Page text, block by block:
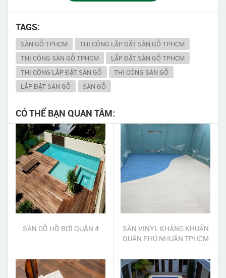
TAGS:
SÀN GỖ TPHCM
THI CÔNG LẮP ĐẶT SÀN GỖ TPHCM
THI CÔNG SÀN GỖ TPHCM
LẮP ĐẶT SÀN GỖ TPHCM
THI CÔNG LẮP ĐẶT SÀN GỖ
THI CÔNG SÀN GỖ
LẮP ĐẶT SÀN GỖ
SÀN GỖ
CÓ THỂ BẠN QUAN TÂM:
SÀN GỖ HỒ BƠI QUẬN 4
SÀN VINYL KHÁNG KHUẨN
QUẬN PHÚ NHUẬN TPHCM